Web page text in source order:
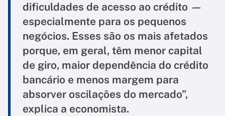
dificuldades de acesso ao crédito —
especialmente para os pequenos
negócios. Esses são os mais afetados
porque, em geral, têm menor capital
de giro, maior dependência do crédito
bancário e menos margem para
absorver oscilações do mercado”,
explica a economista.